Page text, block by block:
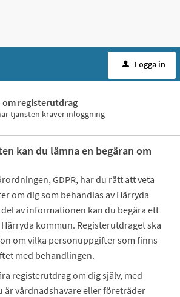
Logga in
om registerutdrag
tjänsten kräver inloggning
kan du lämna en begäran om
GDPR, har du rätt att veta
om dig som behandlas av Härryda
av informationen kan du begära ett
kommun. Registerutdraget ska
om vilka personuppgifter som finns
med behandlingen.
registerutdrag om dig själv, med
är vårdnadshavare eller företräder